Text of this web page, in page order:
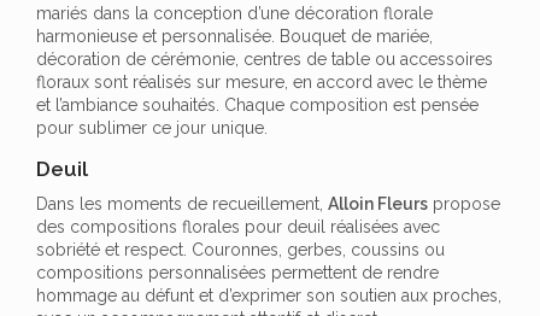
mariés dans la conception d’une décoration florale
harmonieuse et personnalisée. Bouquet de mariée,
décoration de cérémonie, centres de table ou accessoires
floraux sont réalisés sur mesure, en accord avec le thème
et l’ambiance souhaités. Chaque composition est pensée
pour sublimer ce jour unique.
Deuil
Dans les moments de recueillement, Alloin Fleurs propose
des compositions florales pour deuil réalisées avec
sobriété et respect. Couronnes, gerbes, coussins ou
compositions personnalisées permettent de rendre
hommage au défunt et d’exprimer son soutien aux proches,